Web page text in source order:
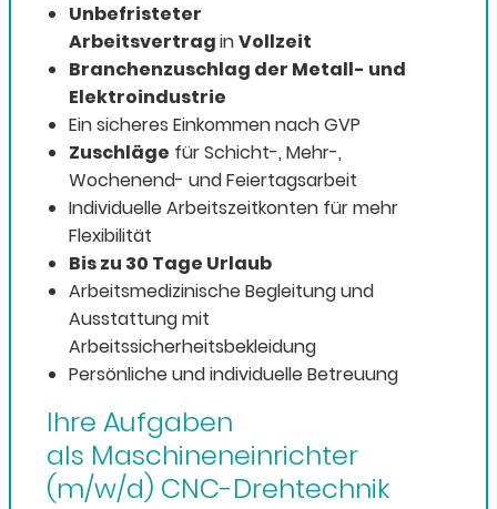
Unbefristeter
ArbeitsvertraginVollzeit
Branchenzuschlag der Metall- und
Elektroindustrie
Ein sicheres Einkommen nach GVP
Zuschläge für Schicht-, Mehr-,
Wochenend- und Feiertagsarbeit
Individuelle Arbeitszeitkonten für mehr
Flexibilität
Bis zu 30 Tage Urlaub
Arbeitsmedizinische Begleitung und
Ausstattung mit
Arbeitssicherheitsbekleidung
Persönliche und individuelle Betreuung
Ihre Aufgaben
als Maschineneinrichter
(m/w/d) CNC-Drehtechnik